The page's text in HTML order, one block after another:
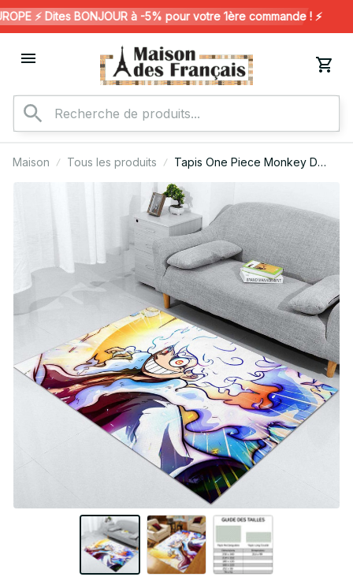
⚡️ Dites BONJOUR à -5% pour votre 1ère commande ! ⚡️
Maison Tous les produits
Tapis One Piece Monkey D
Luffy Gear 5 24 Tapis de
chambre